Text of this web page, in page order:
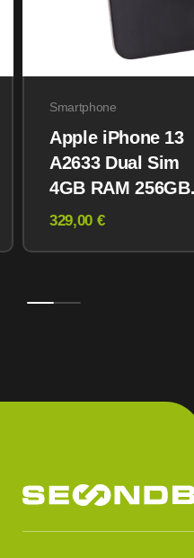
Smartphone
Apple iPhone 13
A2633 Dual Sim
4GB RAM 256GB
Midnight
329,00 €